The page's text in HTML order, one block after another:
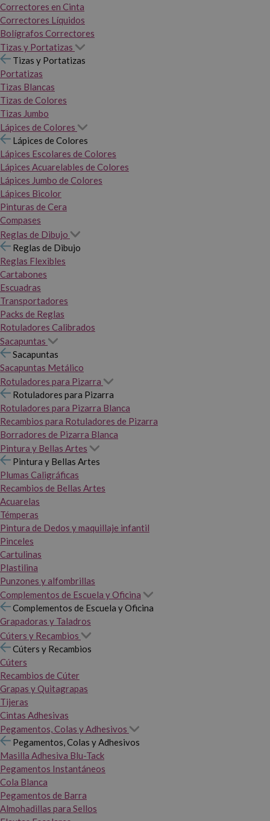
Correctores en Cinta
Correctores Líquidos
Bolígrafos Correctores
Tizas y Portatizas
Tizas y Portatizas
Portatizas
Tizas Blancas
Tizas de Colores
Tizas Jumbo
Lápices de Colores
Lápices de Colores
Lápices Escolares de Colores
Lápices Acuarelables de Colores
Lápices Jumbo de Colores
Lápices Bicolor
Pinturas de Cera
Compases
Reglas de Dibujo
Reglas de Dibujo
Reglas Flexibles
Cartabones
Escuadras
Transportadores
Packs de Reglas
Rotuladores Calibrados
Sacapuntas
Sacapuntas
Sacapuntas Metálico
Rotuladores para Pizarra
Rotuladores para Pizarra
Rotuladores para Pizarra Blanca
Recambios para Rotuladores de Pizarra
Borradores de Pizarra Blanca
Pintura y Bellas Artes
Pintura y Bellas Artes
Plumas Caligráficas
Recambios de Bellas Artes
Acuarelas
Témperas
Pintura de Dedos y maquillaje infantil
Pinceles
Cartulinas
Plastilina
Punzones y alfombrillas
Complementos de Escuela y Oficina
Complementos de Escuela y Oficina
Grapadoras y Taladros
Cúters y Recambios
Cúters y Recambios
Cúters
Recambios de Cúter
Grapas y Quitagrapas
Tijeras
Cintas Adhesivas
Pegamentos, Colas y Adhesivos
Pegamentos, Colas y Adhesivos
Masilla Adhesiva Blu-Tack
Pegamentos Instantáneos
Cola Blanca
Pegamentos de Barra
Almohadillas para Sellos